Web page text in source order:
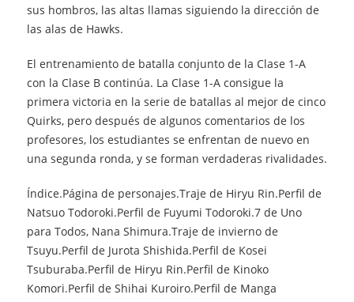
sus hombros, las altas llamas siguiendo la dirección de
las alas de Hawks.
El entrenamiento de batalla conjunto de la Clase 1-A
con la Clase B continúa. La Clase 1-A consigue la
primera victoria en la serie de batallas al mejor de cinco
Quirks, pero después de algunos comentarios de los
profesores, los estudiantes se enfrentan de nuevo en
una segunda ronda, y se forman verdaderas rivalidades.
Índice.Página de personajes.Traje de Hiryu Rin.Perfil de
Natsuo Todoroki.Perfil de Fuyumi Todoroki.7 de Uno
para Todos, Nana Shimura.Traje de invierno de
Tsuyu.Perfil de Jurota Shishida.Perfil de Kosei
Tsuburaba.Perfil de Hiryu Rin.Perfil de Kinoko
Komori.Perfil de Shihai Kuroiro.Perfil de Manga